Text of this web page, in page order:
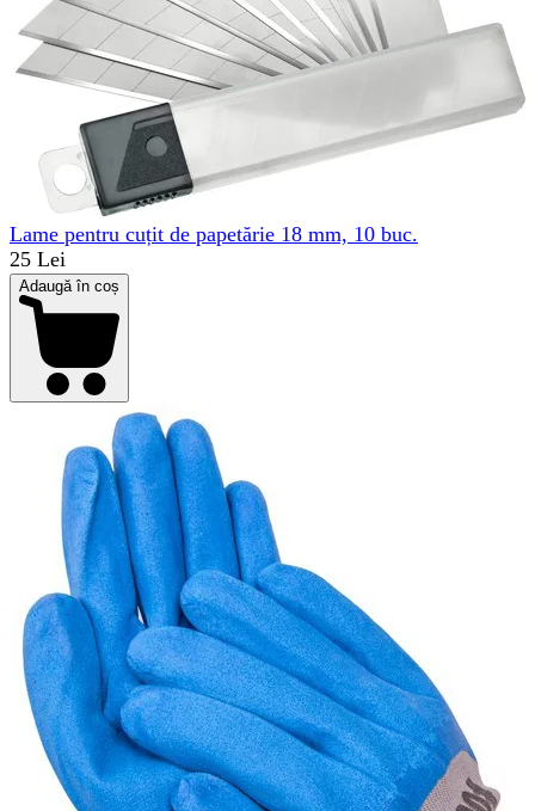
Lame pentru cuțit de papetărie 18 mm, 10 buc.
25 Lei
Adaugă în coș